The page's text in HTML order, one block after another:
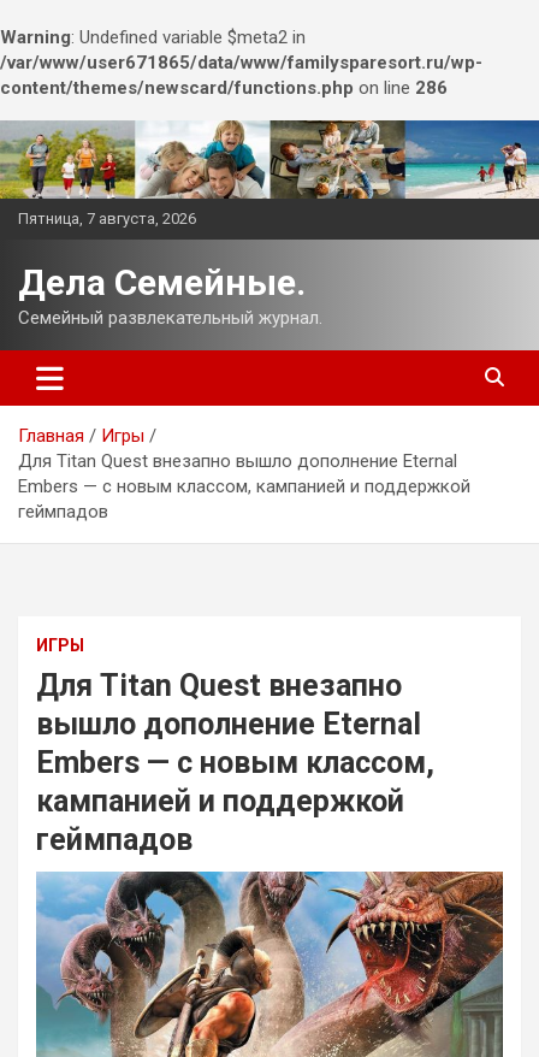
Warning: Undefined variable $meta2 in
/var/www/user671865/data/www/familysparesort.ru/wp-
content/themes/newscard/functions.php on line 286
Перейти
к
содержимому
Пятница, 7 августа, 2026
Дела Семейные.
Семейный развлекательный журнал.
Главная
Игры
Для Titan Quest внезапно вышло дополнение Eternal
Embers — с новым классом, кампанией и поддержкой
геймпадов
ИГРЫ
Для Titan Quest внезапно
вышло дополнение Eternal
Embers — с новым классом,
кампанией и поддержкой
геймпадов